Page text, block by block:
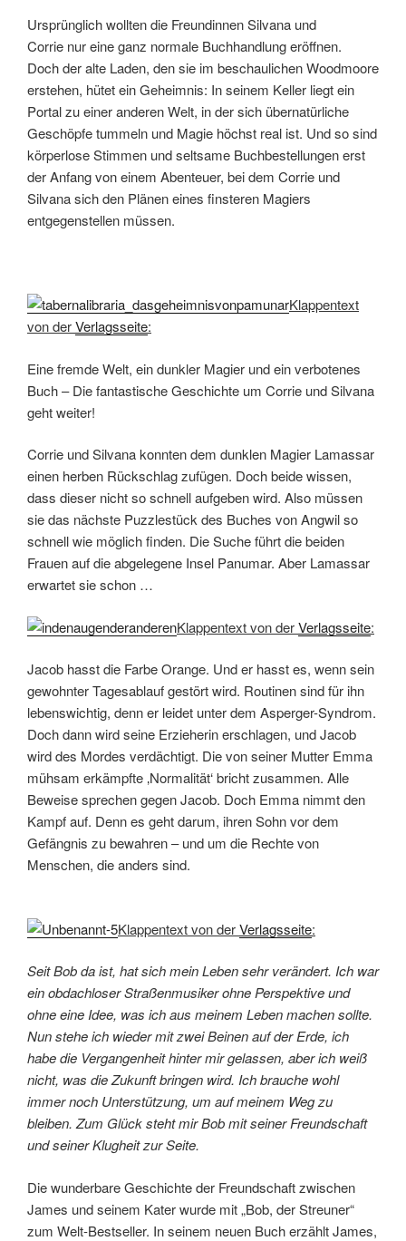
Ursprünglich wollten die Freundinnen Silvana und
Corrie nur eine ganz normale Buchhandlung eröffnen.
Doch der alte Laden, den sie im beschaulichen Woodmoore
erstehen, hütet ein Geheimnis: In seinem Keller liegt ein
Portal zu einer anderen Welt, in der sich übernatürliche
Geschöpfe tummeln und Magie höchst real ist. Und so sind
körperlose Stimmen und seltsame Buchbestellungen erst
der Anfang von einem Abenteuer, bei dem Corrie und
Silvana sich den Plänen eines finsteren Magiers
entgegenstellen müssen.
Klappentext
von derVerlagsseite:
Eine fremde Welt, ein dunkler Magier und ein verbotenes
Buch – Die fantastische Geschichte um Corrie und Silvana
geht weiter!
Corrie und Silvana konnten dem dunklen Magier Lamassar
einen herben Rückschlag zufügen. Doch beide wissen,
dass dieser nicht so schnell aufgeben wird. Also müssen
sie das nächste Puzzlestück des Buches von Angwil so
schnell wie möglich finden. Die Suche führt die beiden
Frauen auf die abgelegene Insel Panumar. Aber Lamassar
erwartet sie schon …
Klappentext von derVerlagsseite:
Jacob hasst die Farbe Orange. Und er hasst es, wenn sein
gewohnter Tagesablauf gestört wird. Routinen sind für ihn
lebenswichtig, denn er leidet unter dem Asperger-Syndrom.
Doch dann wird seine Erzieherin erschlagen, und Jacob
wird des Mordes verdächtigt. Die von seiner Mutter Emma
mühsam erkämpfte ‚Normalität‘ bricht zusammen. Alle
Beweise sprechen gegen Jacob. Doch Emma nimmt den
Kampf auf. Denn es geht darum, ihren Sohn vor dem
Gefängnis zu bewahren – und um die Rechte von
Menschen, die anders sind.
Klappentext von derVerlagsseite:
Seit Bob da ist, hat sich mein Leben sehr verändert. Ich war
ein obdachloser Straßenmusiker ohne Perspektive und
ohne eine Idee, was ich aus meinem Leben machen sollte.
Nun stehe ich wieder mit zwei Beinen auf der Erde, ich
habe die Vergangenheit hinter mir gelassen, aber ich weiß
nicht, was die Zukunft bringen wird. Ich brauche wohl
immer noch Unterstützung, um auf meinem Weg zu
bleiben. Zum Glück steht mir Bob mit seiner Freundschaft
und seiner Klugheit zur Seite.
Die wunderbare Geschichte der Freundschaft zwischen
James und seinem Kater wurde mit „Bob, der Streuner“
zum Welt-Bestseller. In seinem neuen Buch erzählt James,